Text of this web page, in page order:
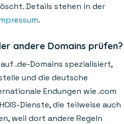
Details stehen in der
.
andere Domains prüfen?
.de-Domains spezialisiert,
und die deutsche
Endungen wie .com
Dienste, die teilweise auch
weil dort andere Regeln